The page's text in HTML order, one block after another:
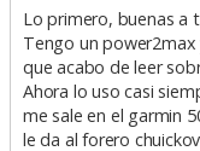
n
a
j
e
Lo primero, buenas a
Tengo un
que acabo de leer
Ahora lo uso casi
me sale en el garmin
le da al forero